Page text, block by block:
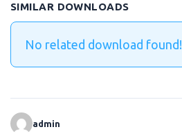
SIMILAR DOWNLOADS
No related download found!
admin